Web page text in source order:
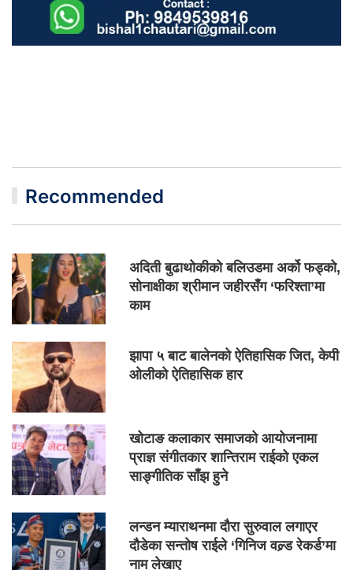
Recommended
अदिती बुढाथोकीको बलिउडमा अर्को फड्को,
सोनाक्षीका श्रीमान जहीरसँग ‘फरिश्ता’मा
काम
झापा ५ बाट बालेनको ऐतिहासिक जित, केपी
ओलीको ऐतिहासिक हार
खोटाङ कलाकार समाजको आयोजनामा
प्राज्ञ संगीतकार शान्तिराम राईको एकल
साङ्गीतिक साँझ हुने
लन्डन म्याराथनमा दौरा सुरुवाल लगाएर
दौडेका सन्तोष राईले ‘गिनिज वल्र्ड रेकर्ड’मा
नाम लेखाए